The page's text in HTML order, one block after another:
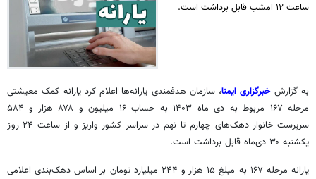
ساعت ۱۲ امشب قابل برداشت است.
به گزارشخبرگزاری ایمنا، سازمان هدفمندی یارانه‌ها اعلام کرد یارانه کمک معیشتی
مرحله ۱۶۷ مربوط به دی ماه ۱۴۰۳ به حساب ۱۶ میلیون و ۸۷۸ هزار و ۵۸۴
سرپرست خانوار دهک‌های چهارم تا نهم در سراسر کشور واریز و از ساعت ۲۴ روز
یکشنبه ۳۰ دی‌ماه قابل برداشت است.
یارانه مرحله ١۶۷ به مبلغ ١۵ هزار و ۲۴۴ میلیارد تومان بر اساس دهک‌بندی اعلامی